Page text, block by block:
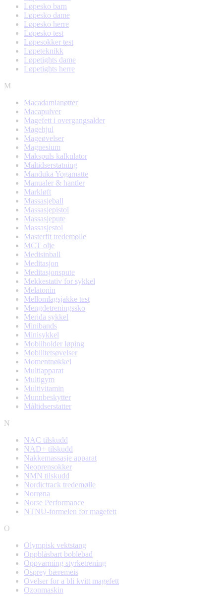
Løpesko barn
Løpesko dame
Løpesko herre
Løpesko test
Løpesokker test
Løpeteknikk
Løpetights dame
Løpetights herre
M
Macadamianøtter
Macapulver
Magefett i overgangsalder
Magehjul
Mageøvelser
Magnesium
Makspuls kalkulator
Maltidserstatning
Manduka Yogamatte
Manualer & hantler
Markløft
Massasjeball
Massasjepistol
Massasjepute
Massasjestol
Masterfit tredemølle
MCT olje
Medisinball
Meditasjon
Meditasjonspute
Mekkestativ for sykkel
Melatonin
Mellomlagsjakke test
Mengdetreningssko
Merida sykkel
Minibands
Minisykkel
Mobilholder løping
Mobilitetsøvelser
Momentnøkkel
Multiapparat
Multigym
Multivitamin
Munnbeskytter
Måltidserstatter
N
NAC tilskudd
NAD+ tilskudd
Nakkemassasje apparat
Neoprensokker
NMN tilskudd
Nordictrack tredemølle
Norrøna
Norse Performance
NTNU-formelen for magefett
O
Olympisk vektstang
Oppblåsbart boblebad
Oppvarming styrketrening
Osprey bæremeis
Ovelser for a bli kvitt magefett
Ozonmaskin